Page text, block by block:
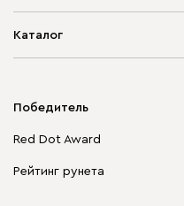
Каталог
Корпусная мебель
Столы и стулья
Победитель
Red Dot Award
Рейтинг рунета